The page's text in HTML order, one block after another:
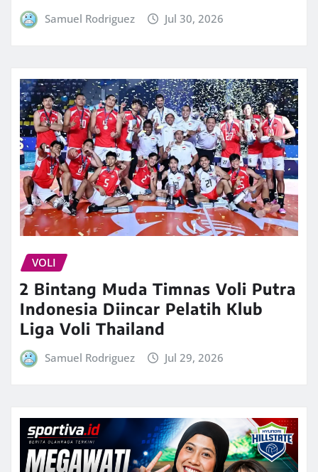
Samuel Rodriguez Jul 30, 2026
VOLI
2 Bintang Muda Timnas Voli Putra
Indonesia Diincar Pelatih Klub
Liga Voli Thailand
Samuel Rodriguez Jul 29, 2026